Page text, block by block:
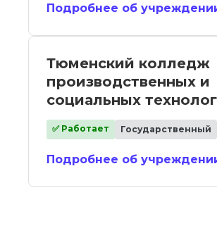
Подробнее об
Тюменский колледж
производственных и
социальных
✅ Работает Государственный
Подробнее об